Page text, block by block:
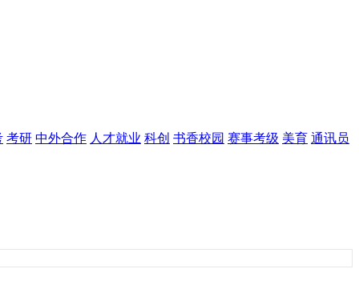
考研 中外合作 人才就业 科创 书香校园 赛事考级 美育 通讯员